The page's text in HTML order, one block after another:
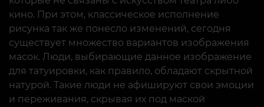
кино. При этом, классическое исполнение
рисунка так же понесло изменений, сегодня
существует множество вариантов изображения
масок. Люди, выбирающие данное изображение
для татуировки, как правило, обладают скрытной
натурой. Такие люди не афишируют свои эмоции
и переживания, скрывая их под маской